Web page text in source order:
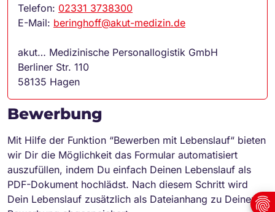
Telefon: 02331 3738300
E-Mail: beringhoff@akut-medizin.de
akut… Medizinische Personallogistik GmbH
Berliner Str. 110
58135 Hagen
Bewerbung
Mit Hilfe der Funktion “Bewerben mit Lebenslauf“ bieten
wir Dir die Möglichkeit das Formular automatisiert
auszufüllen, indem Du einfach Deinen Lebenslauf als
PDF-Dokument hochlädst. Nach diesem Schritt wird
Dein Lebenslauf zusätzlich als Dateianhang zu Deiner